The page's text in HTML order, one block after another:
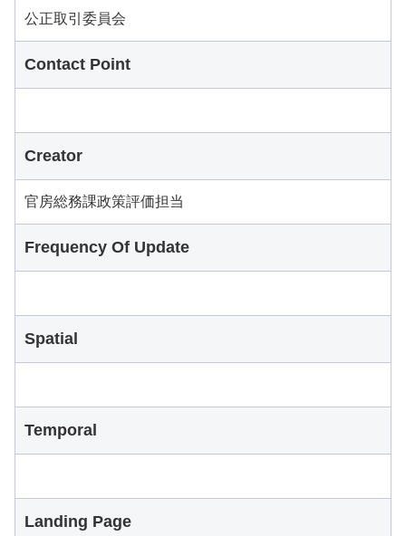
公正取引委員会
Contact Point
Creator
官房総務課政策評価担当
Frequency Of Update
Spatial
Temporal
Landing Page